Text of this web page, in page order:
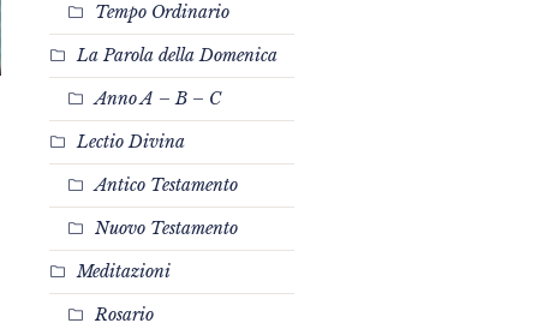
Tempo Ordinario
La Parola della Domenica
Anno A – B – C
Lectio Divina
Antico Testamento
Nuovo Testamento
Meditazioni
Rosario